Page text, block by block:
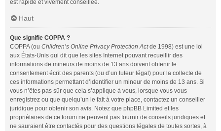
est rapide et vivement conseillée.
Haut
Que signifie COPPA ?
COPPA (ou Children’s Online Privacy Protection Actde 1998) est une loi
aux États-Unis qui dit que les sites Internet pouvant recueillir des
informations de mineurs de moins de 13 ans doivent obtenir le
consentement écrit des parents (ou d’un tuteur légal) pour la collecte de
ces informations permettant d’identifier un mineur de moins de 13 ans. Si
vous n’êtes pas sûr que cela s’applique à vous, lorsque vous vous
enregistrez ou que quelqu’un le fait à votre place, contactez un conseiller
juridique pour obtenir son avis. Notez que phpBB Limited et les
propriétaires de ce forum ne peuvent pas fournir de conseils juridiques et
ne sauraient être contactés pour des questions légales de toutes sortes, à